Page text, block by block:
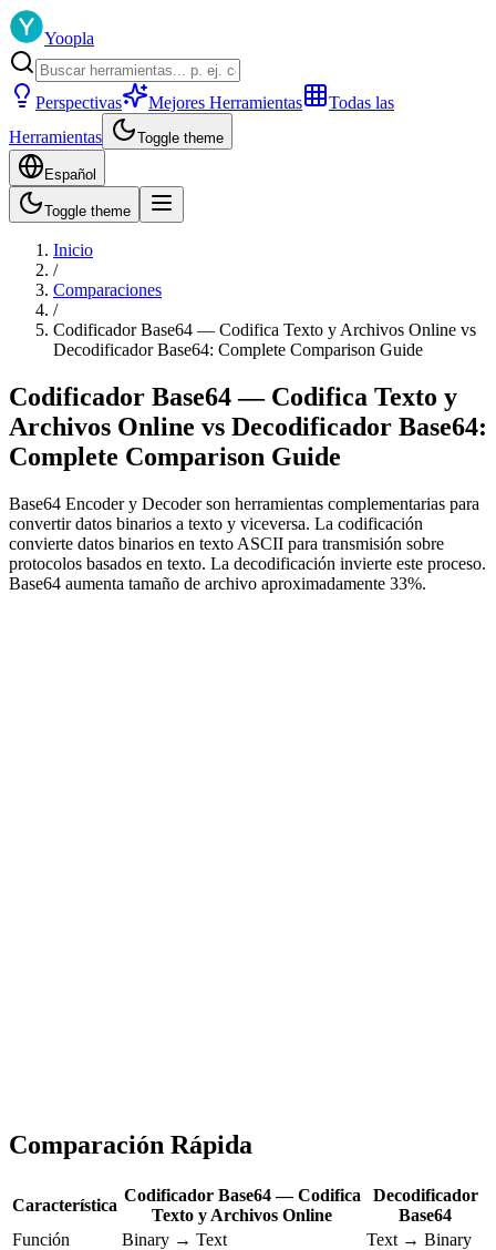
Yoopla
Perspectivas Mejores Herramientas
Todas las
Herramientas
Toggle theme
Español
Toggle theme
Inicio
/
Comparaciones
/
Codificador Base64 — Codifica Texto y Archivos Online vs
Decodificador Base64: Complete Comparison Guide
Codificador Base64 — Codifica Texto y
Archivos Online vs Decodificador Base64:
Complete Comparison Guide
Base64 Encoder y Decoder son herramientas complementarias para
convertir datos binarios a texto y viceversa. La codificación
convierte datos binarios en texto ASCII para transmisión sobre
protocolos basados en texto. La decodificación invierte este proceso.
Base64 aumenta tamaño de archivo aproximadamente 33%.
Comparación Rápida
Característica
Codificador Base64 — Codifica
Texto y Archivos Online
Decodificador
Base64
Función
Binary → Text
Text → Binary